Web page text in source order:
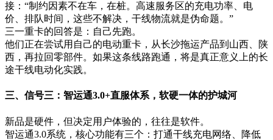
接：“制约因素不在车，在桩。高速服务区的充电功率、电
价、排队时间，这些不解决，干线物流就是伪命题。”
三一重卡的回答是：自己先跑。
他们正在尝试用自己的电动重卡，从长沙拖运产品到山西、陕
西，再拉回零部件。如果这条线路跑通，将是真正意义上的长
途干线电动化实践。
三、信号三：智运通3.0+直服体系，软硬一体的护城河
新品是硬件，但决定用户体验的，往往是软件。
智运通3.0系统，核心功能有三个：打通干线充电网络、降低